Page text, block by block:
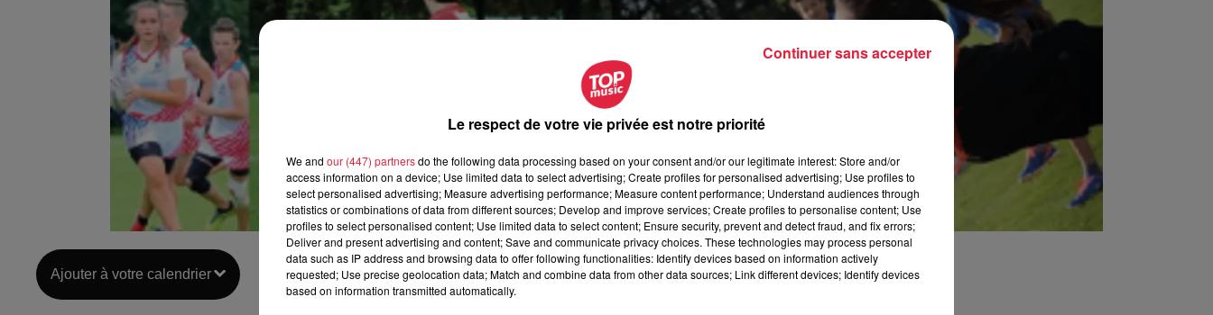
Ajouter à votre calendrier
Le respect de votre vie privée est notre priorité
We and our (447) partnersdo the following data processing based on your consent and/or our legitimate interest: Store and/or
access information on a device; Use limited data to select advertising; Create profiles for personalised advertising; Use profiles to
select personalised advertising; Measure advertising performance; Measure content performance; Understand audiences through
statistics or combinations of data from different sources; Develop and improve services; Create profiles to personalise content; Use
profiles to select personalised content; Use limited data to select content; Ensure security, prevent and detect fraud, and fix errors;
Deliver and present advertising and content; Save and communicate privacy choices. These technologies may process personal
data such as IP address and browsing data to offer following functionalities: Identify devices based on information actively
requested; Use precise geolocation data; Match and combine data from other data sources; Link different devices; Identify devices
based on information transmitted automatically.
Continuer sans accepter